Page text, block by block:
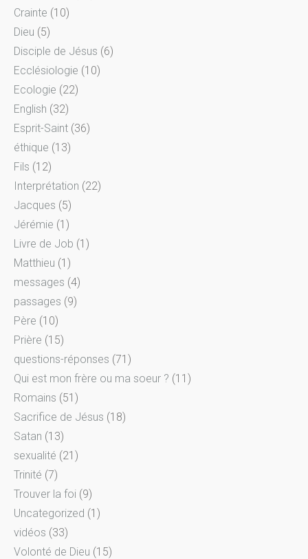
Crainte (10)
Dieu (5)
Disciple de Jésus (6)
Ecclésiologie (10)
Ecologie (22)
English (32)
Esprit-Saint (36)
éthique (13)
Fils (12)
Interprétation (22)
Jacques (5)
Jérémie (1)
Livre de Job (1)
Matthieu (1)
messages (4)
passages (9)
Père (10)
Prière (15)
questions-réponses (71)
Qui est mon frère ou ma soeur ? (11)
Romains (51)
Sacrifice de Jésus (18)
Satan (13)
sexualité (21)
Trinité (7)
Trouver la foi (9)
Uncategorized (1)
vidéos (33)
Volonté de Dieu (15)